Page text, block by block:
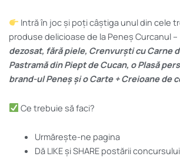
Intră în joc și poți câștiga unul din cele
produse delicioase de la Peneș Curcanul –
dezosat, fără piele, Crenvurști cu Carne
Pastramă din Piept de Cucan, o Plasă
brand-ul Peneș și o Carte + Creioane de
Ce trebuie să faci?
Urmărește-ne pagina
Dă LIKE și SHARE postării concursului